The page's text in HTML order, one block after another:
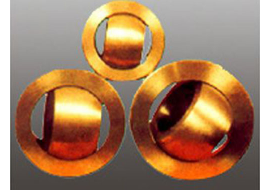
联系我们